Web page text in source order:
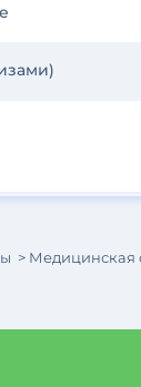
Медицинская